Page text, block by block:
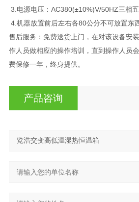
3.电源电压：AC380(±10%)V/50HZ三相五
4.机器放置前后左右各80公分不可放置东
售后服务：免费送货上门，在对该设备安
作人员做相应的操作培训，直到操作人员
费保修一年，终身提供。
产品咨询